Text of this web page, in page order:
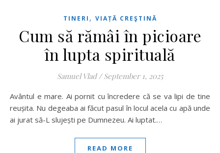
TINERI , VIAȚĂ CREŞTINĂ
Cum să rămâi în picioare
în lupta spirituală
Samuel Vlad / September 1, 2025
Avântul e mare. Ai pornit cu încredere că se va lipi de tine
reușita. Nu degeaba ai făcut pasul în locul acela cu apă unde
ai jurat să-L slujești pe Dumnezeu. Ai luptat.…
READ MORE